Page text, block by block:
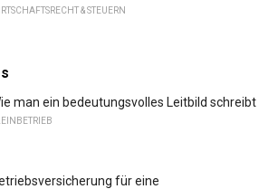
& STEUERN
man ein bedeutungsvolles Leitbild schreibt
für eine